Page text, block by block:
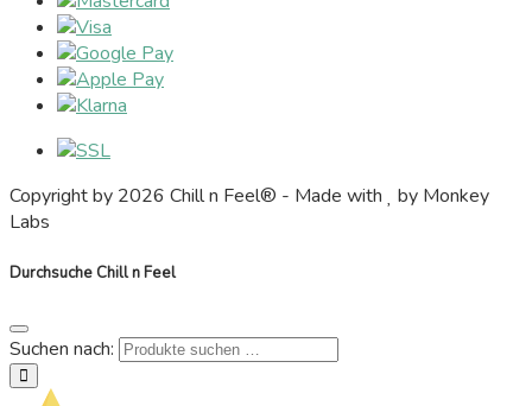
Copyright by 2026 Chill n Feel® - Made with
by Monkey
Labs
Durchsuche Chill n Feel
Suchen nach:
suchen